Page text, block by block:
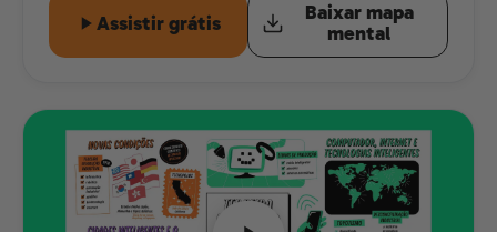
Assistir grátis
Baixar mapa
mental